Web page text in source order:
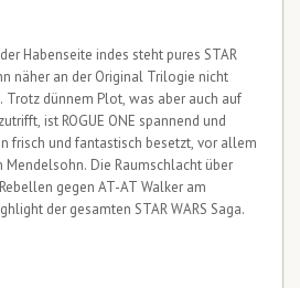
Habenseite indes steht pures STAR
näher an der Original Trilogie nicht
Trotz dünnem Plot, was aber auch auf
ist ROGUE ONE spannend und
frisch und fantastisch besetzt, vor allem
Mendelsohn. Die Raumschlacht über
gegen AT-AT Walker am
der gesamten STAR WARS Saga.